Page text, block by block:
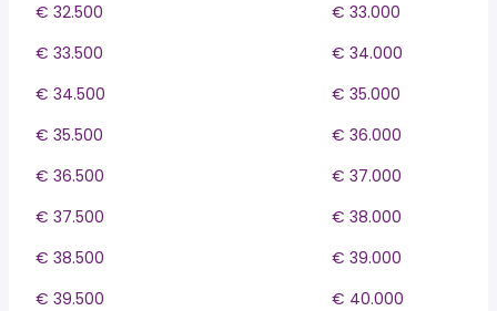
€ 32.500
€ 33.000
€ 33.500
€ 34.000
€ 34.500
€ 35.000
€ 35.500
€ 36.000
€ 36.500
€ 37.000
€ 37.500
€ 38.000
€ 38.500
€ 39.000
€ 39.500
€ 40.000